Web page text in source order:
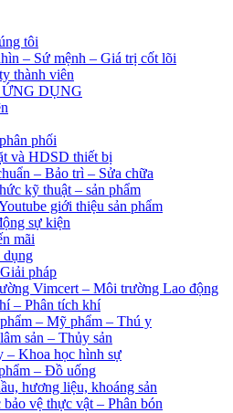
tôi
– Sứ mệnh – Giá trị cốt lõi
thành viên
DỤNG
phối
và HDSD thiết bị
– Bảo trì – Sửa chữa
kỹ thuật – sản phẩm
giới thiệu sản phẩm
sự kiện
mãi
dụng
pháp
Vimcert – Môi trường Lao động
– Phân tích khí
– Mỹ phẩm – Thú y
sản – Thủy sản
– Khoa học hình sự
– Đồ uống
hương liệu, khoáng sản
bảo vệ thực vật – Phân bón